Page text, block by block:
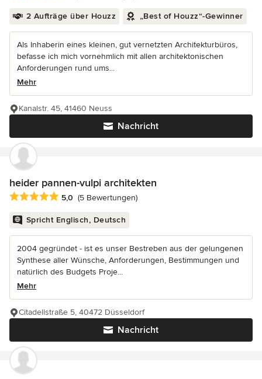
2 Aufträge über Houzz „Best of Houzz“-Gewinner
Als Inhaberin eines kleinen, gut vernetzten Architekturbüros,
befasse ich mich vornehmlich mit allen architektonischen
Anforderungen rund ums...
Mehr
Nachricht
Kanalstr. 45, 41460 Neuss
heider pannen-vulpi architekten
Durchschnittliche Bewertung: 5 von 5 Sternen
5,0 (5 Bewertungen)
Spricht Englisch, Deutsch
2004 gegründet - ist es unser Bestreben aus der gelungenen
Synthese aller Wünsche, Anforderungen, Bestimmungen und
natürlich des Budgets Proje...
Mehr
Nachricht
Citadellstraße 5, 40472 Düsseldorf